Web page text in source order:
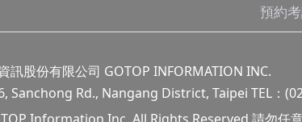
預約
訊股份有限公司 GOTOP INFORMATION INC.
Sanchong Rd., Nangang District, Taipei TEL：